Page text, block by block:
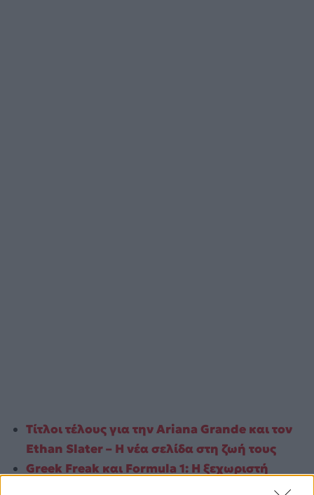
Τίτλοι τέλους για την Ariana Grande και τον
Ethan Slater – Η νέα σελίδα στη ζωή τους
Greek Freak και Formula 1: Η ξεχωριστή